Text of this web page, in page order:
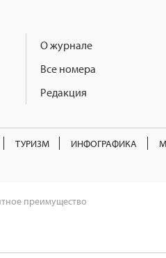
О журнале
Все номера
Редакция
ТУРИЗМ ИНФОГРАФИКА
преимущество